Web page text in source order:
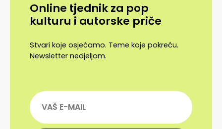
Online tjednik za pop
kulturu i autorske priče
Stvari koje osjećamo. Teme koje pokreću.
Newsletter nedjeljom.